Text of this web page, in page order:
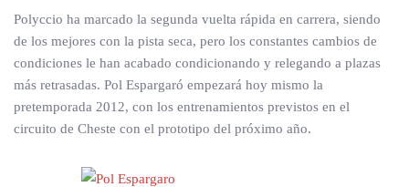
Polyccio ha marcado la segunda vuelta rápida en carrera, siendo
de los mejores con la pista seca, pero los constantes cambios de
condiciones le han acabado condicionando y relegando a plazas
más retrasadas. Pol Espargaró empezará hoy mismo la
pretemporada 2012, con los entrenamientos previstos en el
circuito de Cheste con el prototipo del próximo año.